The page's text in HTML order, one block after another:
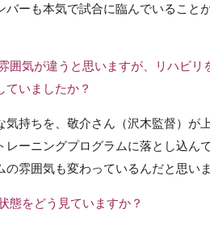
ーも本気で試合に臨んでいること
気が違うと思いますが、リハビリ
ていましたか？
持ちを、敬介さん（沢木監督）が
ーニングプログラムに落とし込ん
雰囲気も変わっているんだと思いま
をどう見ていますか？